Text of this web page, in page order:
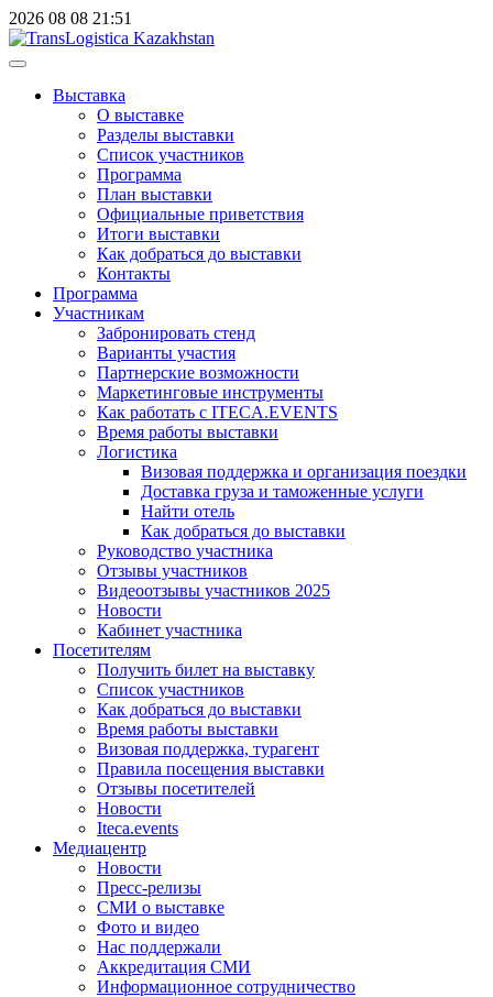
2026 08 08 21:51
Выставка
О выставке
Разделы выставки
Список участников
Программа
План выставки
Официальные приветствия
Итоги выставки
Как добраться до выставки
Контакты
Программа
Участникам
Забронировать стенд
Варианты участия
Партнерские возможности
Маркетинговые инструменты
Как работать с ITECA.EVENTS
Время работы выставки
Логистика
Визовая поддержка и организация поездки
Доставка груза и таможенные услуги
Найти отель
Как добраться до выставки
Руководство участника
Отзывы участников
Видеоотзывы участников 2025
Новости
Кабинет участника
Посетителям
Получить билет на выставку
Список участников
Как добраться до выставки
Время работы выставки
Визовая поддержка, турагент
Правила посещения выставки
Отзывы посетителей
Новости
Iteca.events
Медиацентр
Новости
Пресс-релизы
СМИ о выставке
Фото и видео
Нас поддержали
Аккредитация СМИ
Информационное сотрудничество